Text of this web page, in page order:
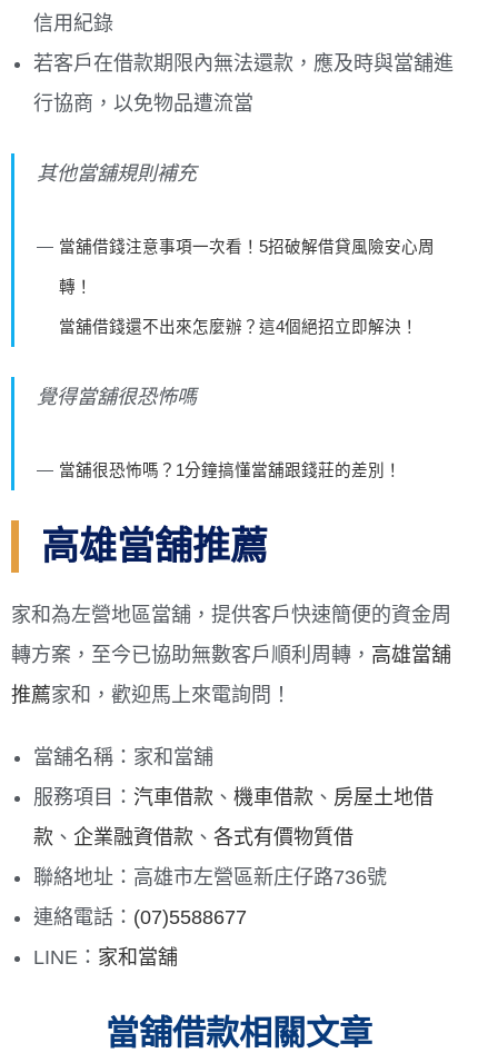
信用紀錄
若客戶在借款期限內無法還款，應及時與當舖進
行協商，以免物品遭流當
其他當舖規則補充
當舖借錢注意事項一次看！5招破解借貸風險安心周
轉！
當舖借錢還不出來怎麼辦？這4個絕招立即解決！
覺得當舖很恐怖嗎
當舖很恐怖嗎？1分鐘搞懂當舖跟錢莊的差別！
高雄當舖推薦
家和為左營地區當舖，提供客戶快速簡便的資金周
轉方案，至今已協助無數客戶順利周轉， 高雄當舖
推薦家和，歡迎馬上來電詢問！
當舖名稱：家和當舖
服務項目： 汽車借款 、 機車借款 、 房屋土地借
款 、 企業融資借款 、 各式有價物質借
聯絡地址：高雄市左營區新庄仔路736號
連絡電話： (07)5588677
LINE： 家和當舖
當舖借款相關文章